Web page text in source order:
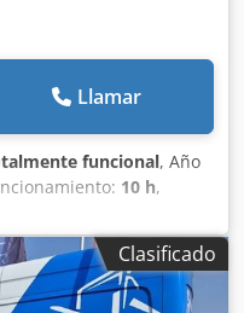
Llamar
funcional, Año
10 h,
de elevación:
de combustible:
de construcción:2.470
anchura del
Clasificado